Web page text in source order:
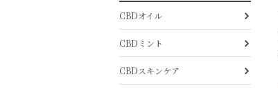
CBDオイル
CBDミント
CBDスキンケア